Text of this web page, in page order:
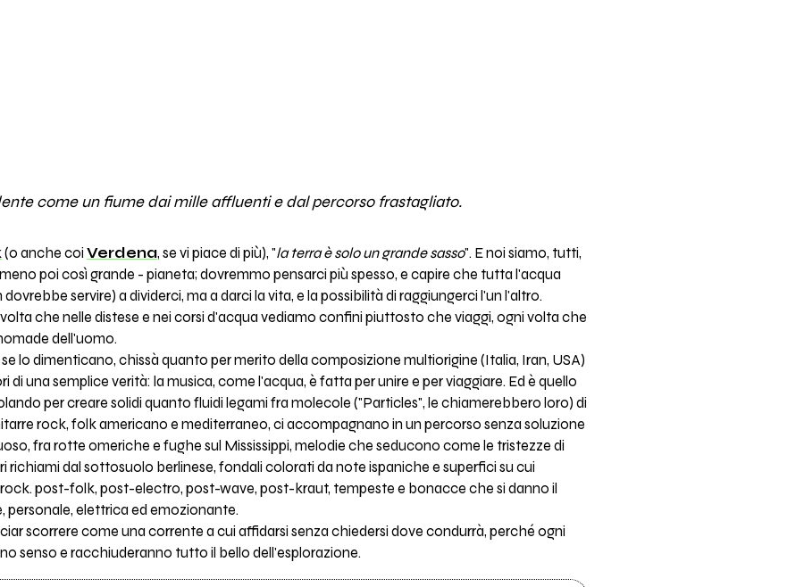
come un fiume dai mille affluenti e dal percorso frastagliato.
(o anche coi Verdena, se vi piace di più), "la terra è solo un grande sasso". E noi siamo, tutti,
poi così grande - pianeta; dovremmo pensarci più spesso, e capire che tutta l'acqua
servire) a dividerci, ma a darci la vita, e la possibilità di raggiungerci l'un l'altro.
che nelle distese e nei corsi d'acqua vediamo confini piuttosto che viaggi, ogni volta che
dell'uomo.
lo dimenticano, chissà quanto per merito della composizione multiorigine (Italia, Iran, USA)
di una semplice verità: la musica, come l'acqua, è fatta per unire e per viaggiare. Ed è quello
per creare solidi quanto fluidi legami fra molecole ("Particles", le chiamerebbero loro) di
rock, folk americano e mediterraneo, ci accompagnano in un percorso senza soluzione
fra rotte omeriche e fughe sul Mississippi, melodie che seducono come le tristezze di
richiami dal sottosuolo berlinese, fondali colorati da note ispaniche e superfici su cui
post-folk, post-electro, post-wave, post-kraut, tempeste e bonacce che si danno il
personale, elettrica ed emozionante.
scorrere come una corrente a cui affidarsi senza chiedersi dove condurrà, perché ogni
senso e racchiuderanno tutto il bello dell'esplorazione.